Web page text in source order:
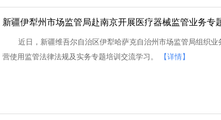
新疆伊犁州市场监管局赴南京开展医疗器械监管业务专
近日，新疆维吾尔自治区伊犁哈萨克自治州市场监管局组织
营使用监管法律法规及实务专题培训交流学习。
【详情】